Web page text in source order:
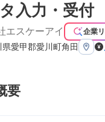
入力・受付
エスケーアイ 企業
県愛甲郡愛川町角田
要